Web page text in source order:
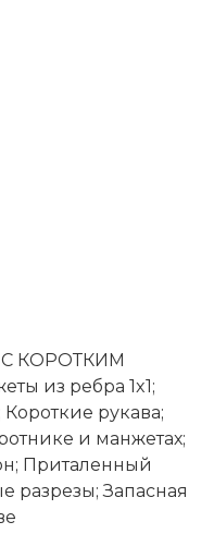
КОРОТКИМ
из ребра 1x1;
рукава;
и манжетах;
Приталенный
разрезы; Запасная